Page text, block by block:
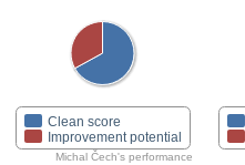
Clean score
Improvement potential
Michal Čech's performance